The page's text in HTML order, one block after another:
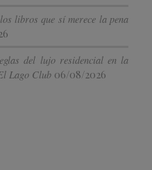
libros que sí merece la pena
del lujo residencial en la
Lago Club 06/08/2026